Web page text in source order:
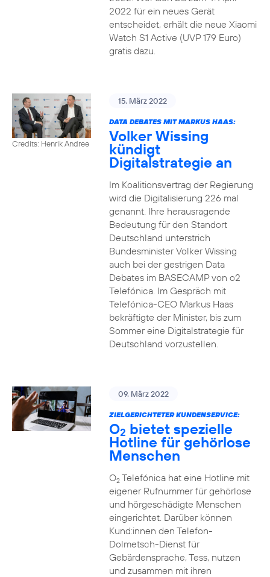
2022 für ein neues Gerät
entscheidet, erhält die neue Xiaomi
Watch S1 Active (UVP 179 Euro)
gratis dazu.
Credits: Henrik Andree
15. März 2022
DATA DEBATES MIT MARKUS HAAS:
Volker Wissing
kündigt
Digitalstrategie an
Im Koalitionsvertrag der Regierung
wird die Digitalisierung 226 mal
genannt. Ihre herausragende
Bedeutung für den Standort
Deutschland unterstrich
Bundesminister Volker Wissing
auch bei der gestrigen Data
Debates im BASECAMP von o2
Telefónica. Im Gespräch mit
Telefónica-CEO Markus Haas
bekräftigte der Minister, bis zum
Sommer eine Digitalstrategie für
Deutschland vorzustellen.
09. März 2022
ZIELGERICHTETER KUNDENSERVICE:
O2 bietet spezielle
Hotline für gehörlose
Menschen
O2Telefónica hat eine Hotline mit
eigener Rufnummer für gehörlose
und hörgeschädigte Menschen
eingerichtet. Darüber können
Kund:innen den Telefon-
Dolmetsch-Dienst für
Gebärdensprache, Tess, nutzen
und zusammen mit ihren